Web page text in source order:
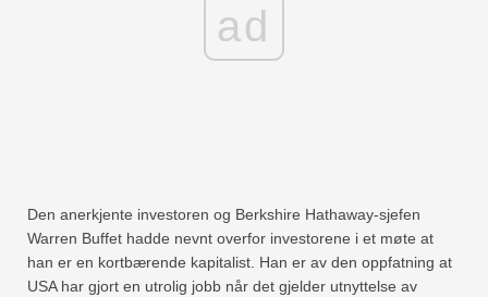
ad
Den anerkjente investoren og Berkshire Hathaway-sjefen
Warren Buffet hadde nevnt overfor investorene i et møte at
han er en kortbærende kapitalist. Han er av den oppfatning at
USA har gjort en utrolig jobb når det gjelder utnyttelse av